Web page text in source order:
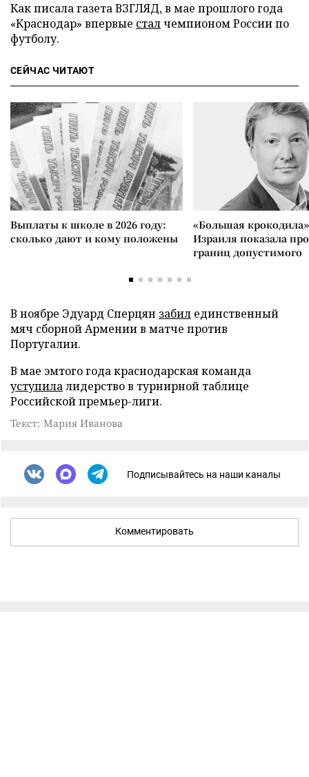
Как писала газета ВЗГЛЯД, в мае прошлого года
«Краснодар» впервые сталчемпионом России по
футболу.
СЕЙЧАС ЧИТАЮТ
Выплаты к школе в 2026 году:
сколько дают и кому положены
«Большая
Израиля показала
границ допустимого
В ноябре Эдуард Сперцян забил единственный
мяч сборной Армении в матче против
Португалии.
В мае эмтого года краснодарская команда
уступилалидерство в турнирной таблице
Российской премьер-лиги.
Текст: Мария Иванова
Подписывайтесь на наши каналы
Комментировать